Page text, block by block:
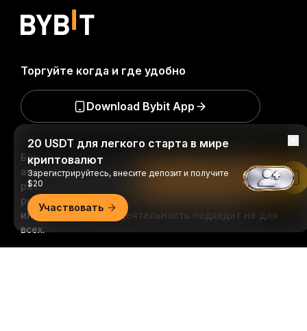
Будьте первыми, кто получит важные инсайты и
анализ криптомира: подписаться на нашу
рассылку.
Все формы инвестиций сопряжены с
рисками, включая риск потери всей суммы
инвестиций. Такая деятельность подходит не для
всех.
Торгуйте когда и где удобно
Download Bybit App
20 USDT для легкого старта в мире
криптовалют
Зарегистрируйтесь, внесите депозит и получите
$20
Участвовать
Читать в приложении Bybit